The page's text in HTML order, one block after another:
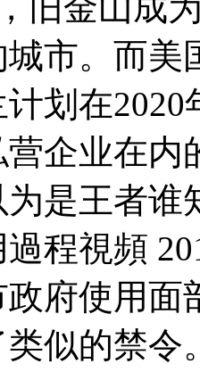
市。而
划在
企业在内
是王者谁
程視頻
府使用面
似的禁令